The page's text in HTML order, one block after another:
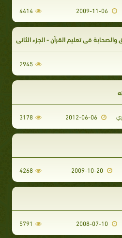
4414
في تعليم القرآن - الجزء الثاني
2945
3178
2009-10-20
4268
5791